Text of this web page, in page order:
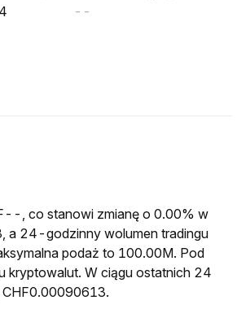
--
, co stanowi zmianę o 0.00% w
a 24-godzinny wolumen tradingu
podaż to 100.00M. Pod
kryptowalut. W ciągu ostatnich 24
CHF0.00090613.